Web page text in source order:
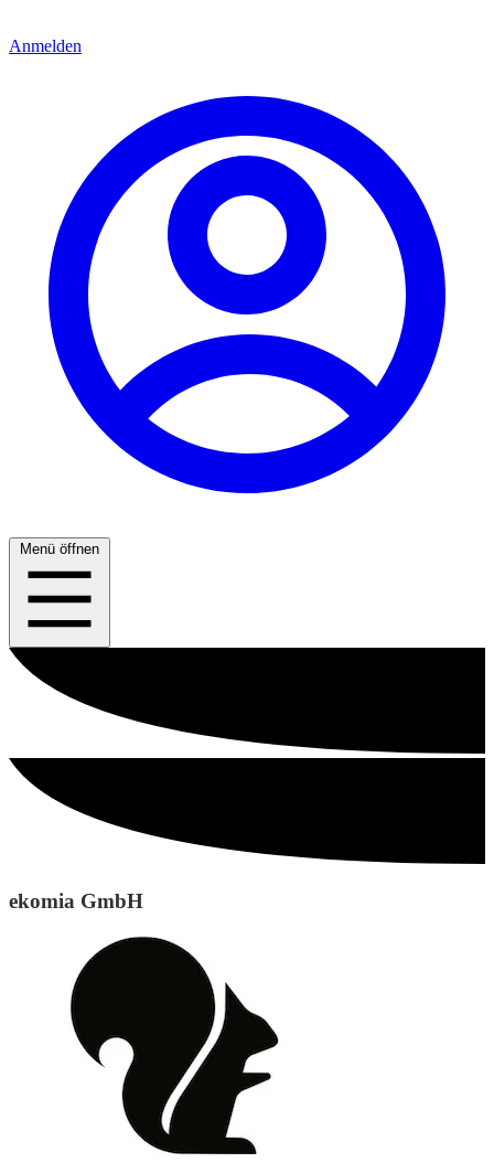
Anmelden
Menü öffnen
ekomia GmbH